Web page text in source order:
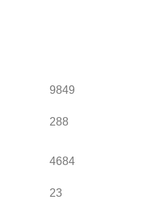
9849
288
4684
23